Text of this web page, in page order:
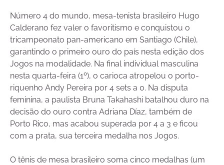
Número 4 do mundo, mesa-tenista brasileiro Hugo
Calderano fez valer o favoritismo e conquistou o
tricampeonato pan-americano em Santiago (Chile),
garantindo o primeiro ouro do país nesta edição dos
Jogos na modalidade. Na final individual masculina
nesta quarta-feira (1º), o carioca atropelou o porto-
riquenho Andy Pereira por 4 sets a 0. Na disputa
feminina, a paulista Bruna Takahashi batalhou duro na
decisão do ouro contra Adriana Díaz, também de
Porto Rico, mas acabou superada por 4 a 3 e ficou
com a prata, sua terceira medalha nos Jogos.
O tênis de mesa brasileiro soma cinco medalhas (um